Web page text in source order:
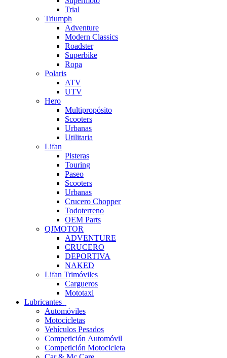
Trial
Triumph
Adventure
Modern Classics
Roadster
Superbike
Ropa
Polaris
ATV
UTV
Hero
Multipropósito
Scooters
Urbanas
Utilitaria
Lifan
Pisteras
Touring
Paseo
Scooters
Urbanas
Crucero Chopper
Todoterreno
OEM Parts
QJMOTOR
ADVENTURE
CRUCERO
DEPORTIVA
NAKED
Lifan Trimóviles
Cargueros
Mototaxi
Lubricantes
Automóviles
Motocicletas
Vehículos Pesados
Competición Automóvil
Competición Motocicleta